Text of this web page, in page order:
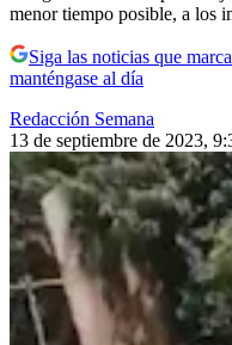
menor tiempo posible, a los
Siga las noticias que
manténgase al día
Redacción Semana
13 de septiembre de 2023,